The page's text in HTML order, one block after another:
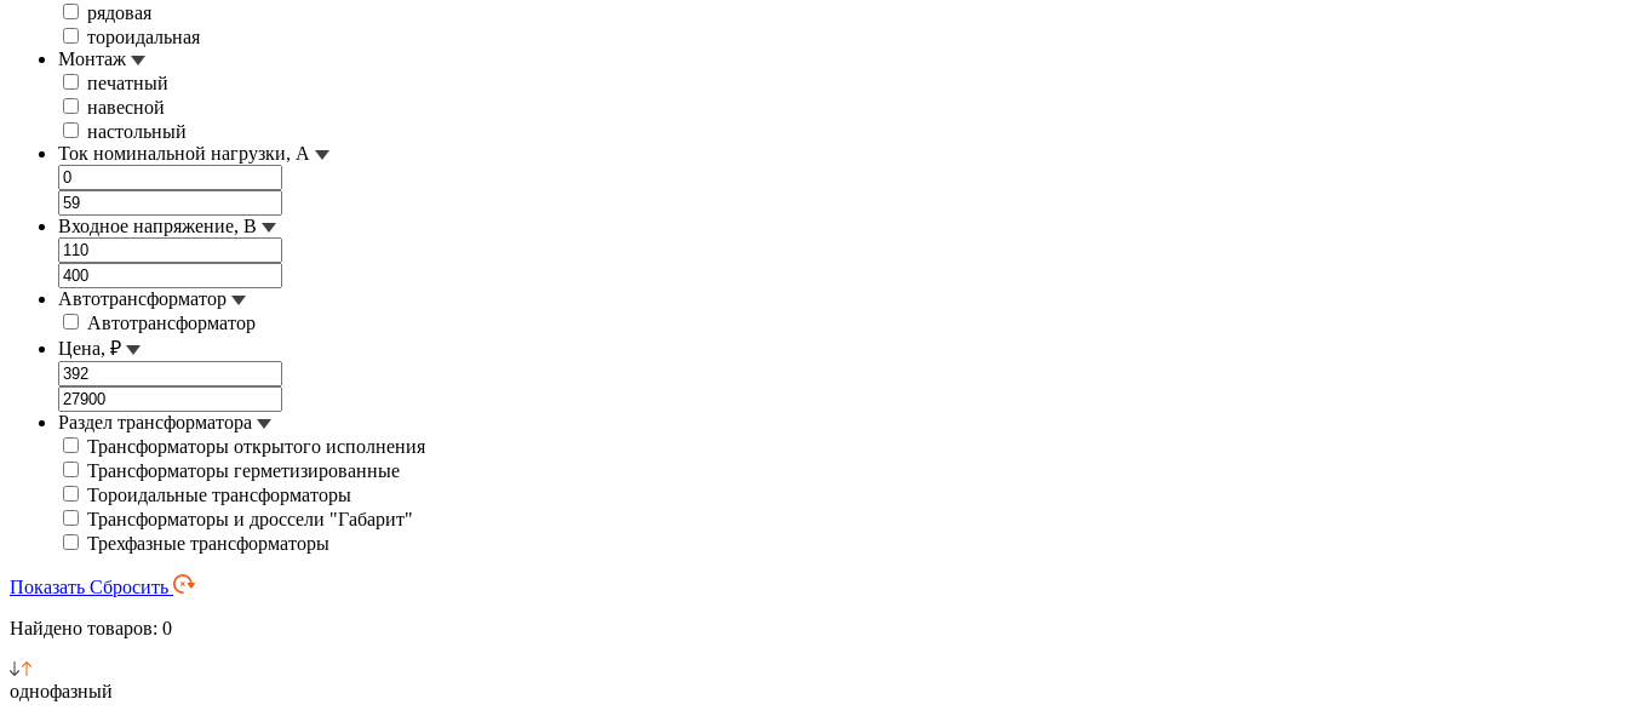
рядовая
тороидальная
Монтаж
печатный
навесной
настольный
Ток номинальной нагрузки, А
Входное напряжение, В
Автотрансформатор
Автотрансформатор
Цена, ₽
Раздел трансформатора
Трансформаторы открытого исполнения
Трансформаторы герметизированные
Тороидальные трансформаторы
Трансформаторы и дроссели "Габарит"
Трехфазные трансформаторы
Показать Сбросить
Найдено товаров: 0
однофазный